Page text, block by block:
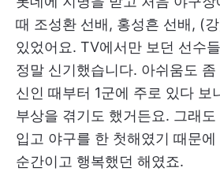
때 조성환 선배, 홍성흔 선배, (
있었어요. TV에서만 보던 선수
정말 신기했습니다. 아쉬움도
신인 때부터 1군에 주로 있다 보
부상을 겪기도 했거든요. 그래
입고 야구를 한 첫해였기 때문
순간이고 행복했던 해였죠.